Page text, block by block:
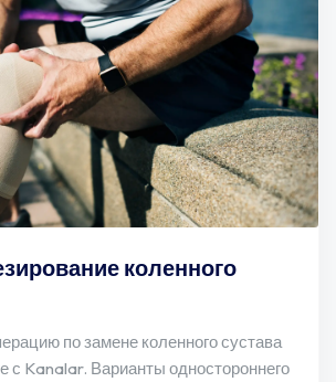
коленного
по замене коленного сустава
с Kanalar. Варианты одностороннего